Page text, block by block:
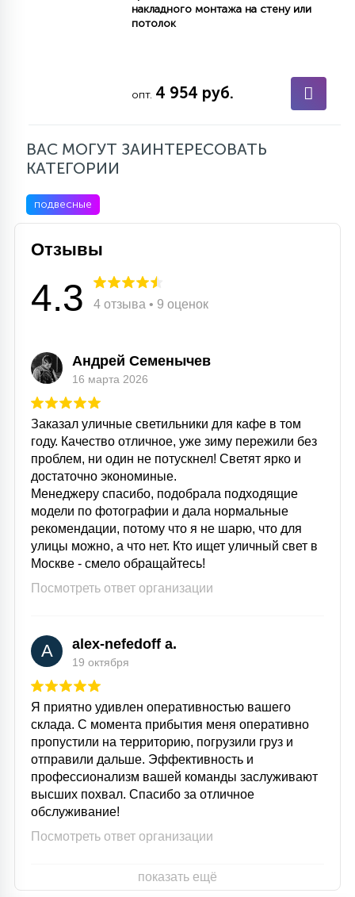
С УПРАВЛЕНИЕМ
АКСЕССУАРЫ
накладного монтажа на стену или
потолок
опт. 4 954 руб.
ВАС МОГУТ ЗАИНТЕРЕСОВАТЬ
КАТЕГОРИИ
подвесные
Отзывы
4.3 4 отзыва • 9 оценок
Андрей Семенычев
16 марта 2026
Заказал уличные светильники для кафе в том
году. Качество отличное, уже зиму пережили без
проблем, ни один не потускнел! Светят ярко и
достаточно экономиные.
Менеджеру спасибо, подобрала подходящие
модели по фотографии и дала нормальные
рекомендации, потому что я не шарю, что для
улицы можно, а что нет. Кто ищет уличный свет в
Москве - смело обращайтесь!
Посмотреть ответ организации
A alex-nefedoff a.
19 октября
Я приятно удивлен оперативностью вашего
склада. С момента прибытия меня оперативно
пропустили на территорию, погрузили груз и
отправили дальше. Эффективность и
профессионализм вашей команды заслуживают
высших похвал. Спасибо за отличное
обслуживание!
Посмотреть ответ организации
показать ещё